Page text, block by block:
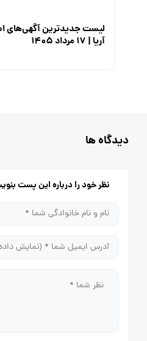
لیست جدیدترین آگهی‌های
آریا | ۱۷ مرداد ۱۴۰۵
دیدگاه ها
نظر خود را درباره این پست